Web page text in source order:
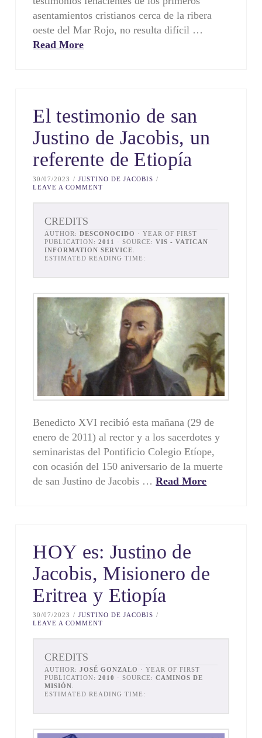
asentamientos cristianos cerca de la ribera
oeste del Mar Rojo, no resulta difícil …
Read More
El testimonio de san
Justino de Jacobis, un
referente de Etiopía
30/07/2023
JUSTINO DE JACOBIS
LEAVE A COMMENT
CREDITS
AUTHOR:DESCONOCIDO
PUBLICATION:2011 · SOURCE:VIS - VATICAN
INFORMATION SERVICE
ESTIMATED READING TIME:
Benedicto XVI recibió esta mañana (29 de
enero de 2011) al rector y a los sacerdotes y
seminaristas del Pontificio Colegio Etíope,
con ocasión del 150 aniversario de la muerte
de san Justino de Jacobis …Read More
HOY es: Justino de
Jacobis, Misionero de
Eritrea y Etiopía
30/07/2023
JUSTINO DE JACOBIS
LEAVE A COMMENT
CREDITS
AUTHOR:JOSÉ GONZALO
PUBLICATION:2010 · SOURCE:CAMINOS DE
MISIÓN
ESTIMATED READING TIME: